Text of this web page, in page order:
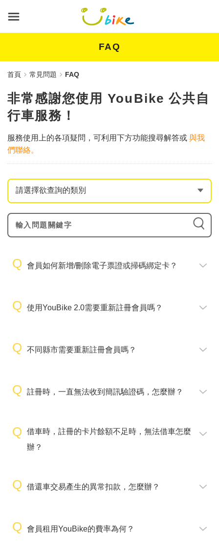
要
FAQ
首頁 常見問題 FAQ
非常感謝您使用 YouBike 公共自
行車服務！
服務使用上的各項疑問，可利用下方功能搜尋解答或 與我
們聯絡。
輸入問題關鍵字
會員如何新增/刪除電子票證或掃碼綁定卡？
使用YouBike 2.0需要重新註冊會員嗎？
不同縣市需要重新註冊會員嗎？
註冊時，一直無法收到簡訊驗證碼，怎麼辦？
借車時，註冊的卡片餘額不足時，無法借車怎麼
辦？
借還車交易產生的異常扣款，怎麼辦？
會員租用YouBike的費率為何？